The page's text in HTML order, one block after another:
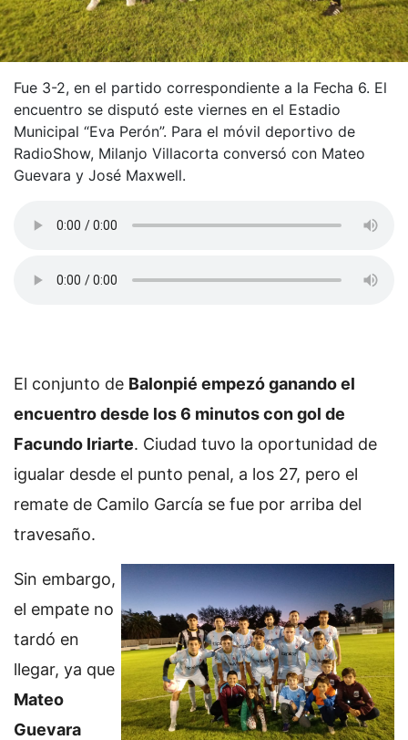
Fue 3-2, en el partido correspondiente a la Fecha 6. El
encuentro se disputó este viernes en el Estadio
Municipal “Eva Perón”. Para el móvil deportivo de
RadioShow, Milanjo Villacorta conversó con Mateo
Guevara y José Maxwell.
El conjunto de Balonpié empezó ganando el
encuentro desde los 6 minutos con gol de
Facundo Iriarte. Ciudad tuvo la oportunidad de
igualar desde el punto penal, a los 27, pero el
remate de Camilo García se fue por arriba del
travesaño.
Sin embargo,
el empate no
tardó en
llegar, ya que
Mateo
Guevara